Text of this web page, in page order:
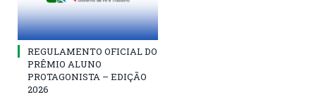
REGULAMENTO OFICIAL DO
PRÊMIO ALUNO
PROTAGONISTA – EDIÇÃO
2026